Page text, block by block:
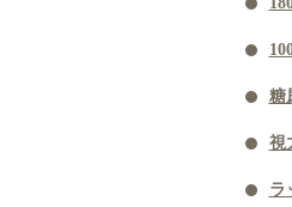
糖
視
ラ